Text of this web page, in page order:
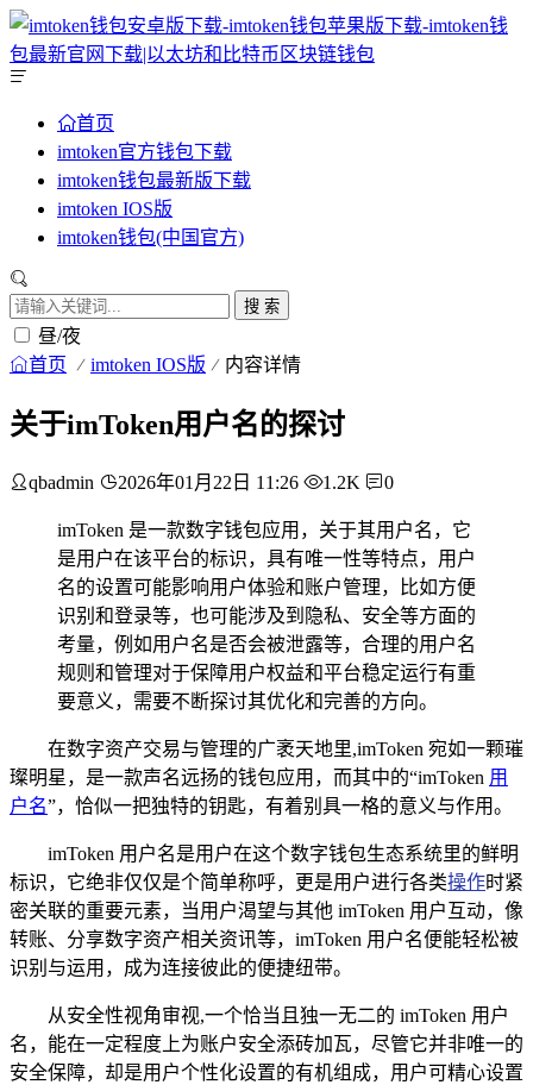
首页
imtoken官方钱包下载
imtoken钱包最新版下载
imtoken IOS版
imtoken钱包(中国官方)
搜 索
昼/夜
首页 imtoken IOS版 内容详情
关于imToken用户名的探讨
qbadmin 2026年01月22日 11:26 1.2K 0
imToken 是一款数字钱包应用，关于其用户名，它
是用户在该平台的标识，具有唯一性等特点，用户
名的设置可能影响用户体验和账户管理，比如方便
识别和登录等，也可能涉及到隐私、安全等方面的
考量，例如用户名是否会被泄露等，合理的用户名
规则和管理对于保障用户权益和平台稳定运行有重
要意义，需要不断探讨其优化和完善的方向。
在数字资产交易与管理的广袤天地里,imToken 宛如一颗璀
璨明星，是一款声名远扬的钱包应用，而其中的“imToken 用
户名”，恰似一把独特的钥匙，有着别具一格的意义与作用。
imToken 用户名是用户在这个数字钱包生态系统里的鲜明
标识，它绝非仅仅是个简单称呼，更是用户进行各类操作时紧
密关联的重要元素，当用户渴望与其他 imToken 用户互动，像
转账、分享数字资产相关资讯等，imToken 用户名便能轻松被
识别与运用，成为连接彼此的便捷纽带。
从安全性视角审视,一个恰当且独一无二的 imToken 用户
名，能在一定程度上为账户安全添砖加瓦，尽管它并非唯一的
安全保障，却是用户个性化设置的有机组成，用户可精心设置